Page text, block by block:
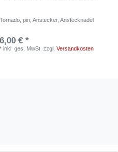
Tornado, pin, Anstecker, Anstecknadel
6,00 € *
* inkl. ges. MwSt. zzgl. Versandkosten